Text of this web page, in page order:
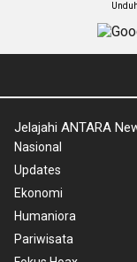
Jelajahi ANTARA
Nasional
Updates
Ekonomi
Humaniora
Pariwisata